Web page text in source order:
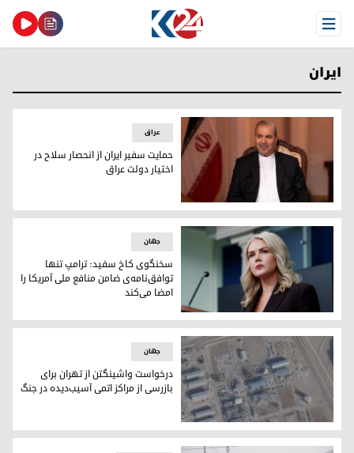
Open Menu
ایران
حمایت سفیر ایران از انحصار سلاح در اختیار دولت عراق
عراق
حمایت سفیر ایران از انحصار سلاح در
اختیار دولت عراق
کارولین لیویت، سخنگوی کاخ سفید
جهان
سخنگوی کاخ سفید: ترامپ تنها
توافق‌نامه‌ی ضامن منافع ملی آمریکا را
امضا می‌کند
درخواست واشینگتن از تهران برای بازرسی از مراکز اتمی
جهان
درخواست واشینگتن از تهران برای
بازرسی از مراکز اتمی آسیب‌دیده در جنگ